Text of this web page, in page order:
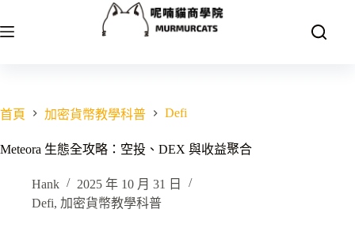
至
容
首頁 加密貨幣教學科普 Defi
Meteora 生態全攻略：空投、DEX 與收益聚合
Hank
2025 年 10 月 31 日
Defi, 加密貨幣教學科普